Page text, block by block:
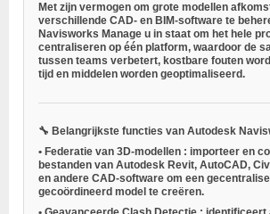
Met zijn vermogen om grote modellen
verschillende CAD- en BIM-software te
Navisworks Manage u in staat om het hele
centraliseren op één platform, waardoor de
tussen teams verbetert, kostbare fouten
tijd en middelen worden geoptimaliseerd.
🔧 Belangrijkste functies van Autodesk
• Federatie van 3D-modellen : importeer en
bestanden van Autodesk Revit, AutoCAD,
en andere CAD-software om een
gecoördineerd model te creëren.